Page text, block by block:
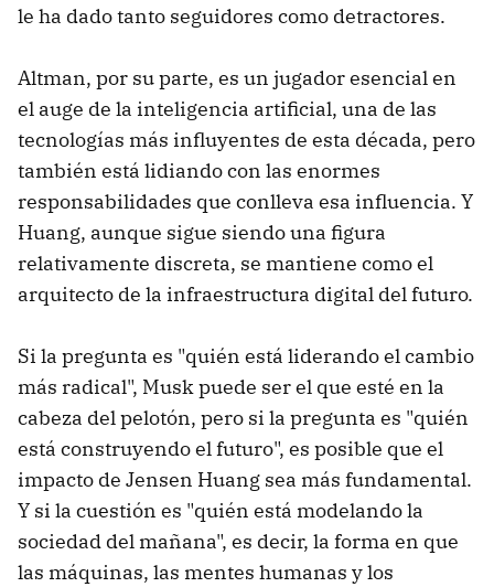
le ha dado tanto seguidores como detractores.
Altman, por su parte, es un jugador esencial en
el auge de la inteligencia artificial, una de las
tecnologías más influyentes de esta década, pero
también está lidiando con las enormes
responsabilidades que conlleva esa influencia. Y
Huang, aunque sigue siendo una figura
relativamente discreta, se mantiene como el
arquitecto de la infraestructura digital del futuro.
Si la pregunta es "quién está liderando el cambio
más radical", Musk puede ser el que esté en la
cabeza del pelotón, pero si la pregunta es "quién
está construyendo el futuro", es posible que el
impacto de Jensen Huang sea más fundamental.
Y si la cuestión es "quién está modelando la
sociedad del mañana", es decir, la forma en que
las máquinas, las mentes humanas y los